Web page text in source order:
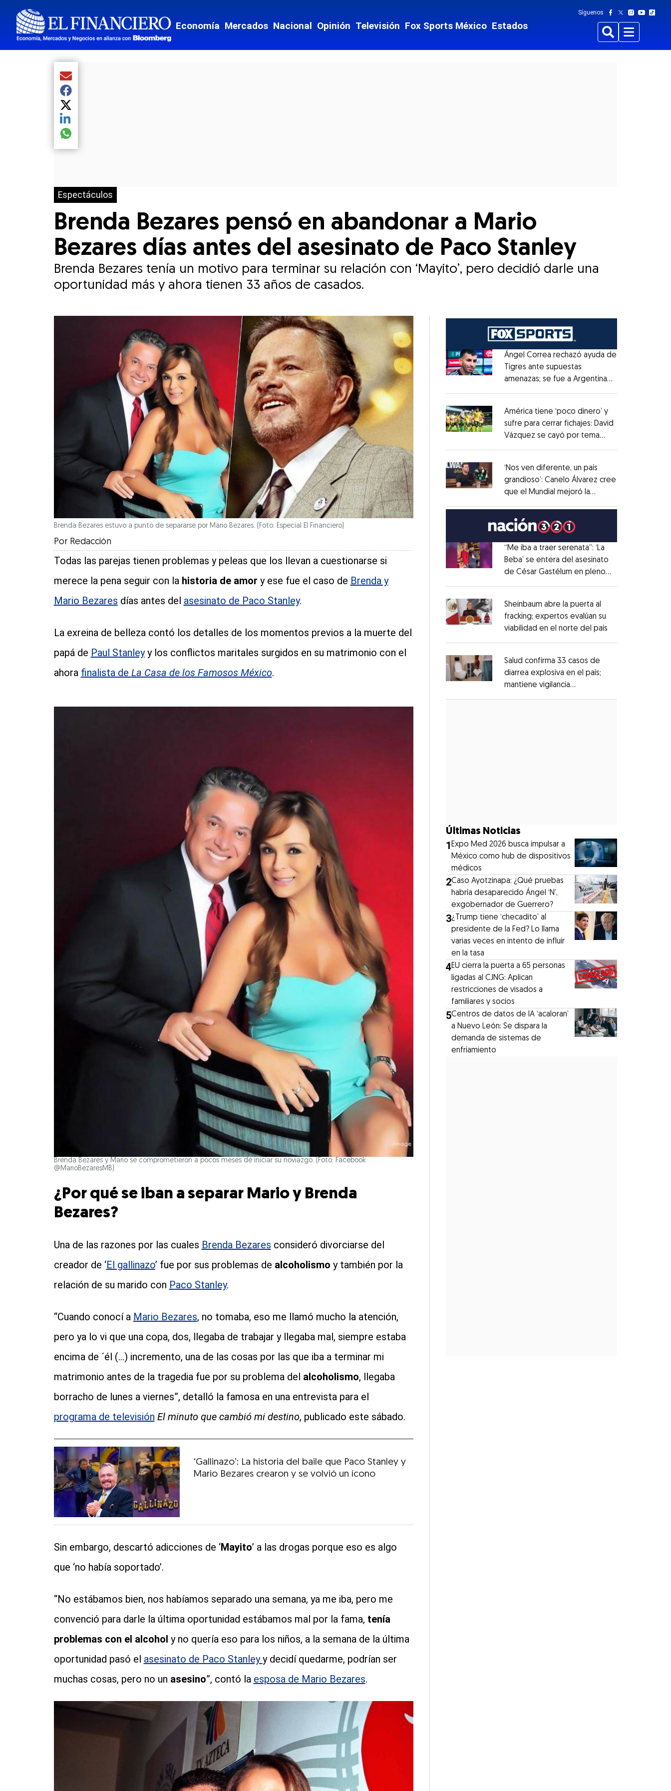
Economía Mercados Nacional Opinión Televisión Fox Sports México Estados
Síguenos
BuscarMenu
Espectáculos
Brenda Bezares pensó en abandonar a Mario
Bezares días antes del asesinato de Paco Stanley
Brenda Bezares tenía un motivo para terminar su relación con ‘Mayito’, pero decidió darle una
oportunidad más y ahora tienen 33 años de casados.
Compartir el artículo actual mediante Email
Compartir el artículo actual mediante Facebook
Compartir el artículo actual mediante Twitter
Compartir el artículo actual mediante LinkedIn
Compartir el artículo actual mediante global.social-whatsapp
Brenda Bezares estuvo a punto de separarse por Mario Bezares. (Foto: Especial El Financiero)
Por Redacción
Todas las parejas tienen problemas y peleas que los llevan a cuestionarse si
merece la pena seguir con la historia de amor y ese fue el caso de Brenda y
Mario Bezares días antes del asesinato de Paco Stanley.
La exreina de belleza contó los detalles de los momentos previos a la muerte del
papá de Paul Stanleyy los conflictos maritales surgidos en su matrimonio con el
ahora finalista de La Casa de los Famosos México.
Brenda Bezares y Mario se comprometieron a pocos meses de iniciar su noviazgo. (Foto: Facebook
@MarioBezaresMB)
¿Por qué se iban a separar Mario y Brenda
Bezares?
Una de las razones por las cuales Brenda Bezares consideró divorciarse del
creador de ‘El gallinazo’ fue por sus problemas de alcoholismo y también por la
relación de su marido con Paco Stanley.
“Cuando conocí a Mario Bezares, no tomaba, eso me llamó mucho la atención,
pero ya lo vi que una copa, dos, llegaba de trabajar y llegaba mal, siempre estaba
encima de ´él (...) incremento, una de las cosas por las que iba a terminar mi
matrimonio antes de la tragedia fue por su problema del alcoholismo, llegaba
borracho de lunes a viernes”, detalló la famosa en una entrevista para el
programa de televisión El minuto que cambió mi destino, publicado este sábado.
‘Gallinazo’: La historia del baile que Paco Stanley y
Mario Bezares crearon y se volvió un ícono
Sin embargo, descartó adicciones de ‘Mayito’ a las drogas porque eso es algo
que ‘no había soportado’.
“No estábamos bien, nos habíamos separado una semana, ya me iba, pero me
convenció para darle la última oportunidad estábamos mal por la fama, tenía
problemas con el alcohol y no quería eso para los niños, a la semana de la última
oportunidad pasó el asesinato de Paco Stanleyy decidí quedarme, podrían ser
muchas cosas, pero no un asesino”, contó la esposa de Mario Bezares.
Opens in new window
Ángel Correa rechazó ayuda de
Tigres ante supuestas
amenazas; se fue a Argentina
Opens in new window
América tiene ‘poco dinero’ y
sufre para cerrar fichajes: David
Vázquez se cayó por tema
Opens in new window
‘Nos ven diferente, un país
grandioso’: Canelo Álvarez cree
que el Mundial mejoró la
Opens in new window
“Me iba a traer serenata”: ‘La
Beba’ se entera del asesinato
de César Gastélum en pleno
Opens in new window
Sheinbaum abre la puerta al
fracking; expertos evalúan su
viabilidad en el norte del país
Opens in new window
Salud confirma 33 casos de
diarrea explosiva en el país;
mantiene vigilancia
Últimas Noticias
1Expo Med 2026 busca impulsar a
México como hub de dispositivos
médicos
2Caso Ayotzinapa: ¿Qué pruebas
habría desaparecido Ángel ‘N’,
exgobernador de Guerrero?
3¿Trump tiene ‘checadito’ al
presidente de la Fed? Lo llama
varias veces en intento de influir
en la tasa
4EU cierra la puerta a 65 personas
ligadas al CJNG: Aplican
restricciones de visados a
familiares y socios
5Centros de datos de IA ‘acaloran’
a Nuevo León: Se dispara la
demanda de sistemas de
enfriamiento